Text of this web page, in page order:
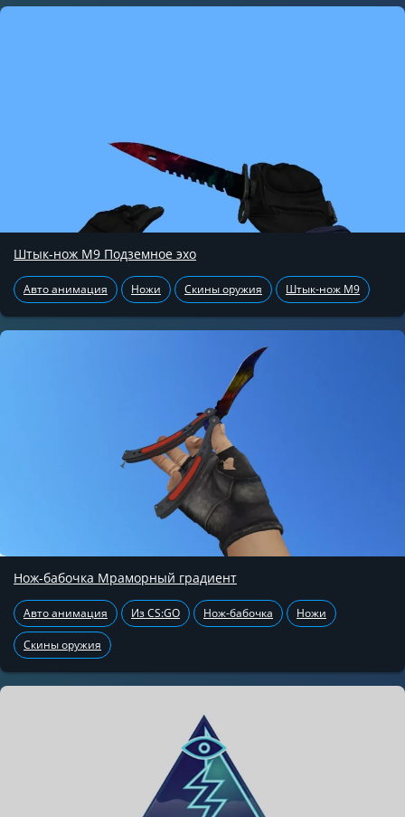
Штык-нож М9 Подземное эхо
Авто анимация Ножи Скины оружия Штык-нож М9
Нож-бабочка Мраморный градиент
Авто анимация Из CS:GO Нож-бабочка Ножи
Скины оружия